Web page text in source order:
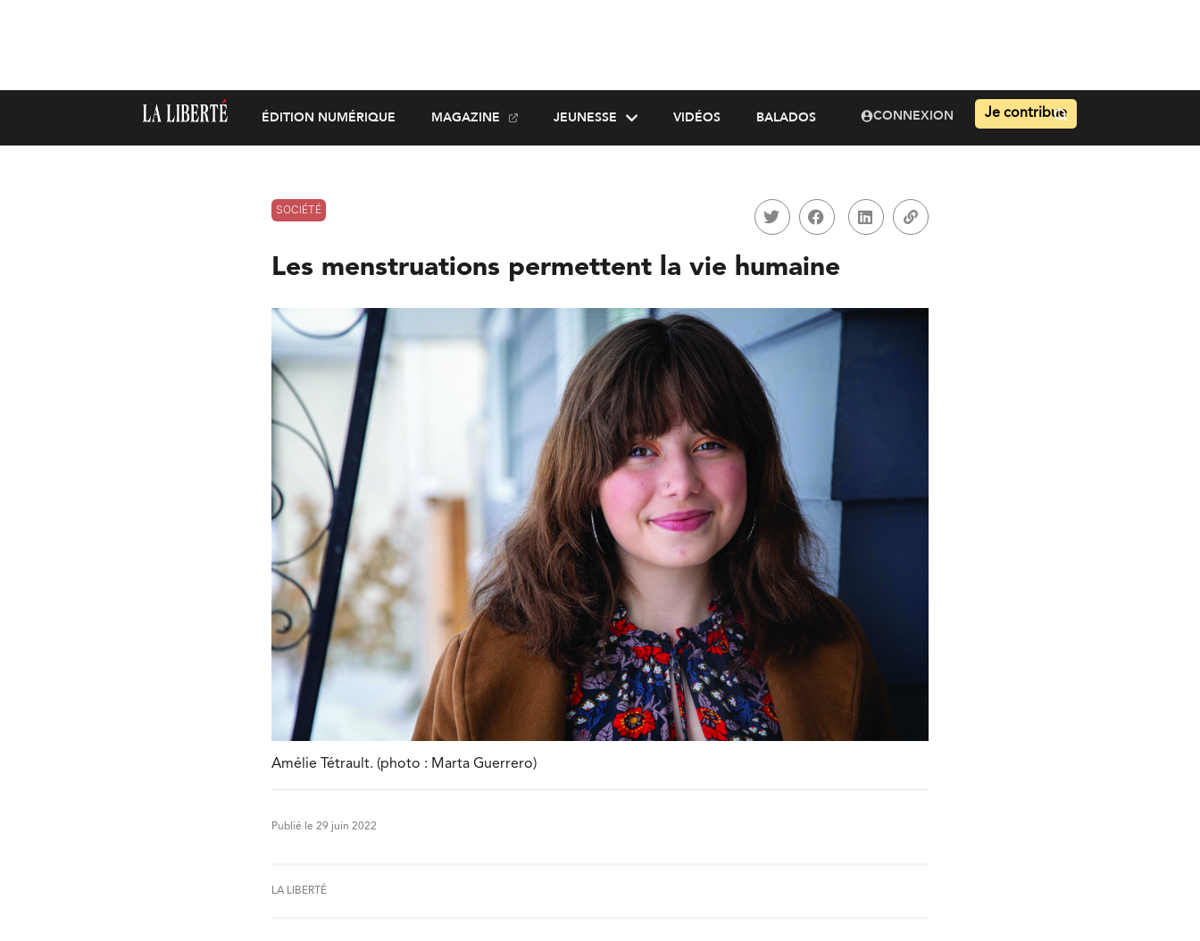
ÉDITION NUMÉRIQUE MAGAZINE JEUNESSE VIDÉOS BALADOS CONNEXION Je contribue
SOCIÉTÉ
Les menstruations permettent la vie humaine
Amélie Tétrault. (photo : Marta Guerrero)
Publié le 29 juin 2022
LA LIBERTÉ